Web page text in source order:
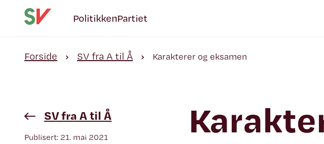
PolitikkenPartiet
Forside SV fra A til Å Karakterer og eksamen
SV fra A til Å
Publisert: 21. mai 2021